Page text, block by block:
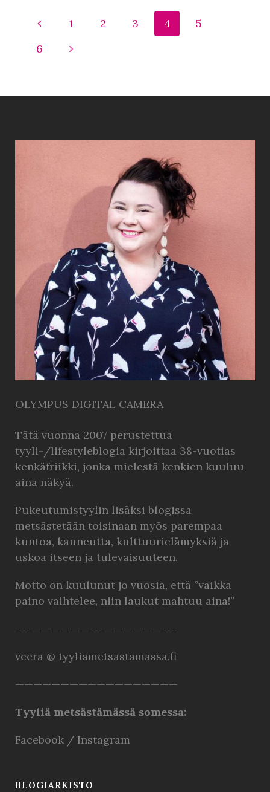
1 2 3 4
5
6
OLYMPUS DIGITAL CAMERA
Tätä vuonna 2007 perustettua
tyyli-/lifestyleblogia kirjoittaa 38-vuotias
kenkäfriikki, jonka mielestä kenkien kuuluu
aina näkyä.
Pukeutumistyylin lisäksi blogissa
metsästetään toisinaan myös parempaa
kuntoa, kauneutta, kulttuurielämyksiä ja
uskoa itseen ja tulevaisuuteen.
Motto on kuulunut jo vuosia, että ”vaikka
paino vaihtelee, niin laukut mahtuu aina!”
—————————————————–
veera @ tyyliametsastamassa.fi
——————————————————
Tyyliä metsästämässä somessa:
Facebook / Instagram
BLOGIARKISTO